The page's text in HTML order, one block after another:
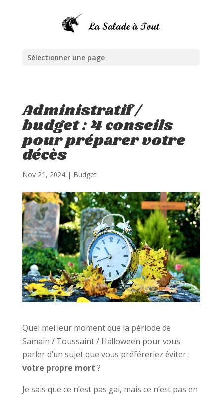
Sélectionner une page
Administratif /
budget : 4 conseils
pour préparer votre
décès
Nov 21, 2024| Budget
Quel meilleur moment que la période de
Samain / Toussaint / Halloween pour vous
parler d’un sujet que vous préféreriez éviter :
votre propre mort ?
Je sais que ce n’est pas gai, mais ce n’est pas en